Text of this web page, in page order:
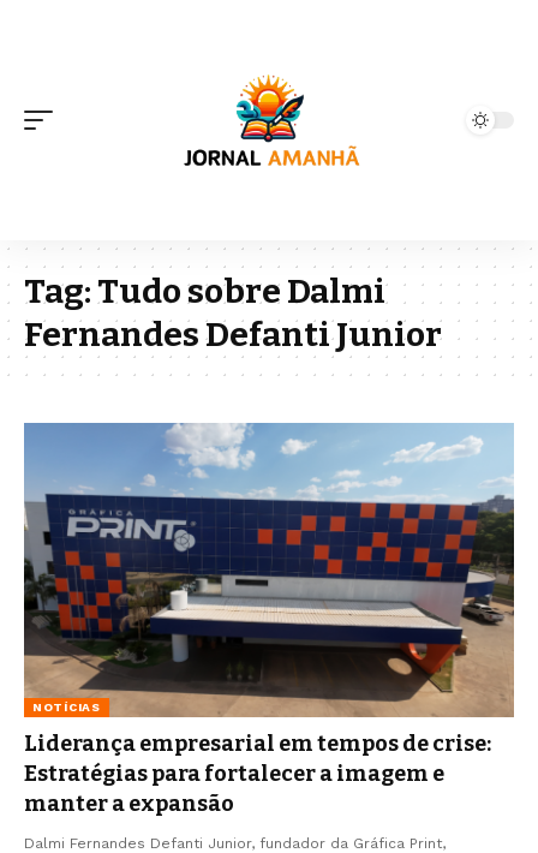
Tag:Tudo sobre Dalmi
Fernandes Defanti Junior
NOTÍCIAS
Liderança empresarial em tempos de crise:
Estratégias para fortalecer a imagem e
manter a expansão
Dalmi Fernandes Defanti Junior, fundador da Gráfica Print,